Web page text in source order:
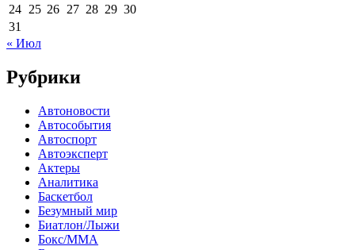
24 25 26 27 28 29 30
31
« Июл
Рубрики
Автоновости
Автособытия
Автоспорт
Автоэксперт
Актеры
Аналитика
Баскетбол
Безумный мир
Биатлон/Лыжи
Бокс/MMA